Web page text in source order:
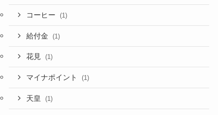
コーヒー (1)
給付金 (1)
花見 (1)
マイナポイント (1)
天皇 (1)